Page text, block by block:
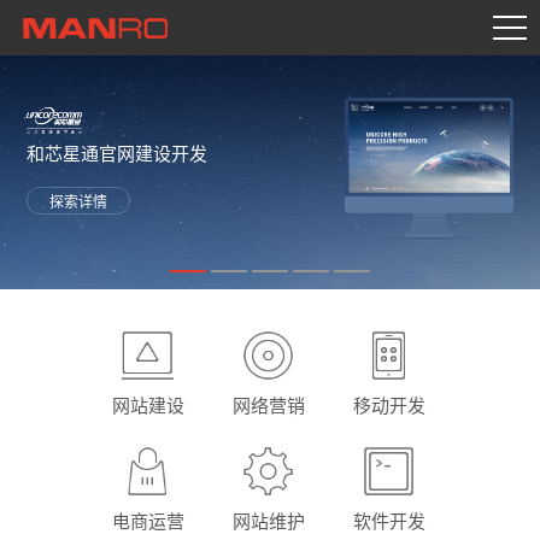
关于迈若
我们的服务
客户案例
和芯星通官网建设开发
探索详情
网站建设 网络营销 移动开发
电商运营 网站维护 软件开发